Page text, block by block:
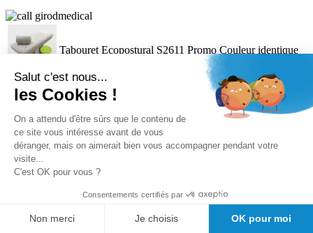
Tabouret Ecopostural S2611 Promo Couleur identique
238,00 € Offert
Passer à la fin de la galerie d’images
+ tabouret offert !
Passer au début de la Galerie d’images
Salut c'est nous...
les Cookies !
On a attendu d'être sûrs que le contenu de
ce site vous intéresse avant de vous
déranger, mais on aimerait bien vous accompagner pendant votre
visite...
C'est OK pour vous ?
Consentements certifiés par
Non merci Je choisis OK pour moi